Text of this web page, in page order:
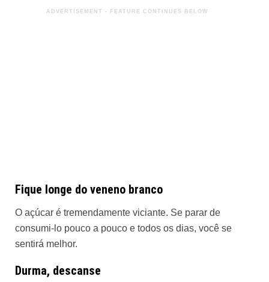
Fique longe do veneno branco
O açúcar é tremendamente viciante. Se parar de
consumi-lo pouco a pouco e todos os dias, você se
sentirá melhor.
Durma, descanse